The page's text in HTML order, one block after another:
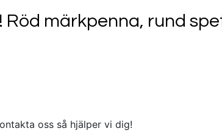
Röd märkpenna, rund
oss så hjälper vi dig!